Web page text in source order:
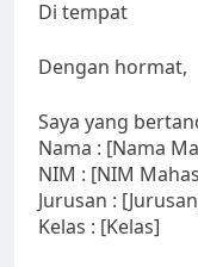
Di tempat
Dengan hormat,
Saya yang
Nama : [Nama
NIM : [NIM
Jurusan :
Kelas : [Kelas]